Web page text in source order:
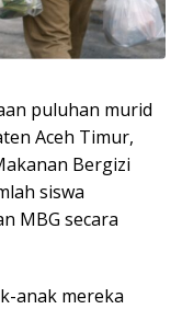
puluhan murid
Aceh Timur,
Bergizi
siswa
MBG secara
anak mereka